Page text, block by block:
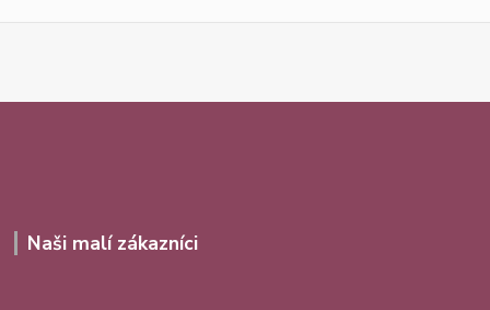
Naši malí zákazníci